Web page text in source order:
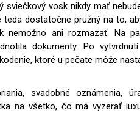
vosk nikdy mať
dostatočne pružný na to,
nemožno ani rozmazať. Na
dokumenty. Po
ktoré u pečate môže
svadobné oznámenia,
na všetko, čo má vyzerať